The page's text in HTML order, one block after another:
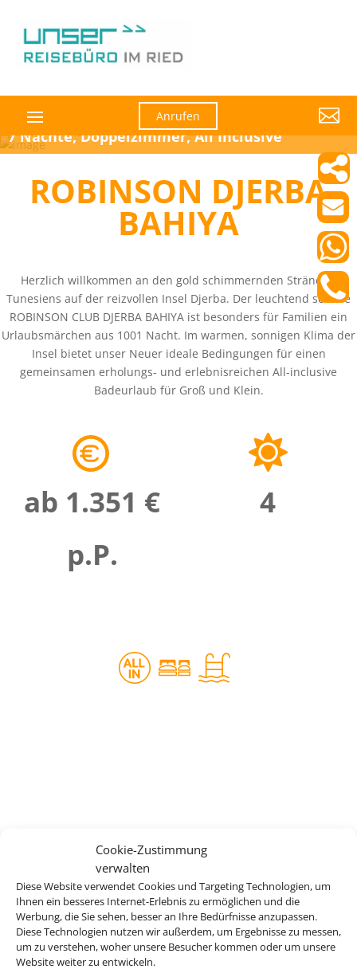
Cookie-Zustimmung
verwalten
Diese Website verwendet Cookies und Targeting Technologien, um
Ihnen ein besseres Internet-Erlebnis zu ermöglichen und die
Werbung, die Sie sehen, besser an Ihre Bedürfnisse anzupassen.
Diese Technologien nutzen wir außerdem, um Ergebnisse zu messen,
um zu verstehen, woher unsere Besucher kommen oder um unsere
Website weiter zu entwickeln.
Anrufen 
7 Nächte, Doppelzimmer, All Inclusive
ROBINSON DJERBA
BAHIYA
Herzlich willkommen an den gold schimmernden Stränden
Tunesiens auf der reizvollen Insel Djerba. Der leuchtend schöne
ROBINSON CLUB DJERBA BAHIYA ist besonders für Familien ein
Urlaubsmärchen aus 1001 Nacht. Im warmen, sonnigen Klima der
Insel bietet unser Neuer ideale Bedingungen für einen
gemeinsamen erholungs- und erlebnisreichen All-inclusive
Badeurlaub für Groß und Klein.
ab 1.351 €
p.P.
4